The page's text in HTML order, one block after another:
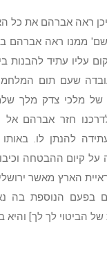
היכן ראה אברהם את כל
ממנו ראה אברהם
עליו עתיד להבנות
שעם תום
של מלכי צדק מלך
חזר אברהם
להנתן לו.
קיום ההבטחה
הארץ מאשר
בפעם הנוספת בה
הביטוי לך לך] והיא